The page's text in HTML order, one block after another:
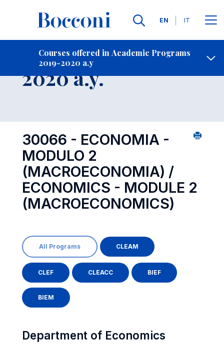
Languages
EN IT
Courses offered in Academic Programs
2019-2020 a.y
Contact Us
Course 2019-
2020 a.y.
30066 - ECONOMIA -
MODULO 2
(MACROECONOMIA) /
ECONOMICS - MODULE 2
(MACROECONOMICS)
All Programs CLEAM
CLEF CLEACC BIEF
BIEM
Department of Economics